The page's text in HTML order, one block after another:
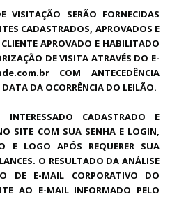
VISITAÇÃO SERÃO FORNECIDAS
CADASTRADOS, APROVADOS E
APROVADO E HABILITADO
DE VISITA ATRAVÉS DO E-
COM ANTECEDÊNCIA
DA OCORRÊNCIA DO LEILÃO.
CADASTRADO E
SITE COM SUA SENHA E LOGIN,
E LOGO APÓS REQUERER SUA
O RESULTADO DA ANÁLISE
DE E-MAIL CORPORATIVO DO
AO E-MAIL INFORMADO PELO